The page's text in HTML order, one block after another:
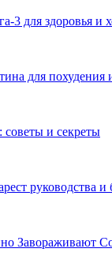
для здоровья и
для
и секреты
руководства
Завораживают